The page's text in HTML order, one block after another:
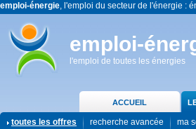
emploi-énergie, l'emploi du secteur de l'énergie :
emploi-
l'emploi de toutes les énergies
ACCUEIL
toutes les offres recherche avancée ma